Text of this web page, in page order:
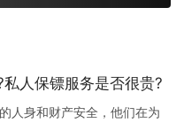
人保镖服务是否很贵?
人身和财产安全，他们在为